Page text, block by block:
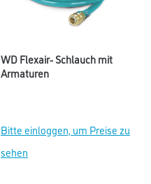
WD Flexair- Schlauch mit
Armaturen
Bitte einloggen, um Preise zu
sehen